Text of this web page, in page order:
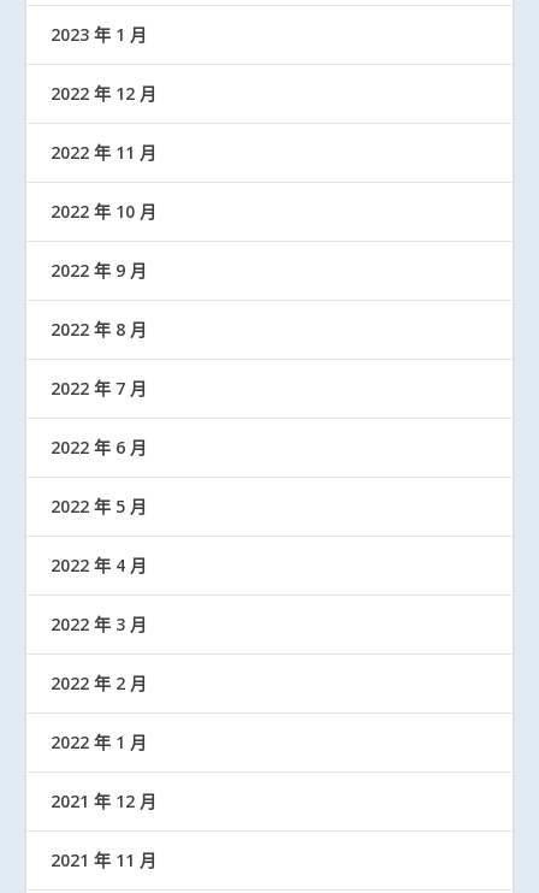
2023 年 1 月
2022 年 12 月
2022 年 11 月
2022 年 10 月
2022 年 9 月
2022 年 8 月
2022 年 7 月
2022 年 6 月
2022 年 5 月
2022 年 4 月
2022 年 3 月
2022 年 2 月
2022 年 1 月
2021 年 12 月
2021 年 11 月